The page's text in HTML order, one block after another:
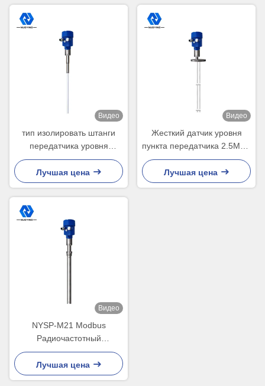
Видео
тип изолировать штанги
передатчика уровня
допуска 6м РФ трудный
передатчика уровня
Лучшая цена
Видео
Жесткий датчик уровня
пункта передатчика 2.5МПа
РФ уровня допуска РФ
поляка
Лучшая цена
Видео
NYSP-M21 Modbus
Радиочастотный
переключатель уровня
барабанного жесткого
стержня
Лучшая цена